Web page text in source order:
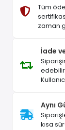
Tüm
zaman
İade
Aynı
kısa